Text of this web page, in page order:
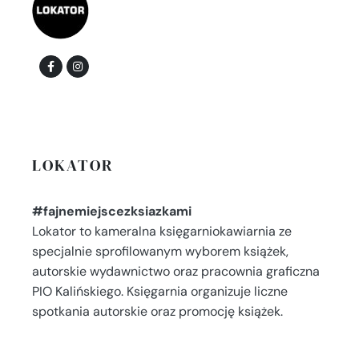
LOKATOR
#fajnemiejscezksiazkami
Lokator to kameralna księgarniokawiarnia ze
specjalnie sprofilowanym wyborem książek,
autorskie wydawnictwo oraz pracownia graficzna
PIO Kalińskiego. Księgarnia organizuje liczne
spotkania autorskie oraz promocję książek.